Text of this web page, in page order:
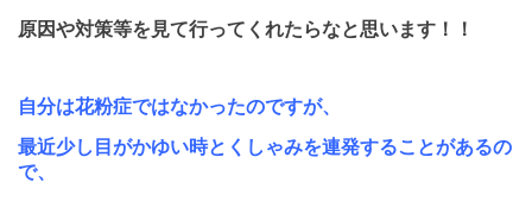
原因や対策等を見て行ってくれたらなと思います！！
自分は花粉症ではなかったのですが、
最近少し目がかゆい時と くしゃみを連発することがあるの
で、